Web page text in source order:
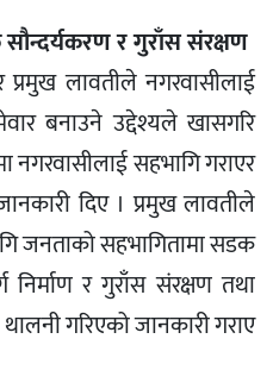
र गुराँस संरक्षण
लावतीले नगरवासीलाई
बनाउने उद्देश्यले खासगरि
नगरवासीलाई सहभागि गराएर
दिए । प्रमुख लावतीले
जनताको सहभागितामा सडक
निर्माण र गुराँस संरक्षण तथा
थालनी गरिएको जानकारी गराए